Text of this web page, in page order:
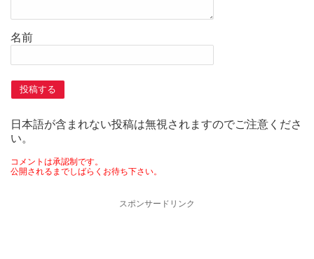
名前
日本語が含まれない投稿は無視されますのでご注意くださ
い。
コメントは承認制です。
公開されるまでしばらくお待ち下さい。
スポンサードリンク